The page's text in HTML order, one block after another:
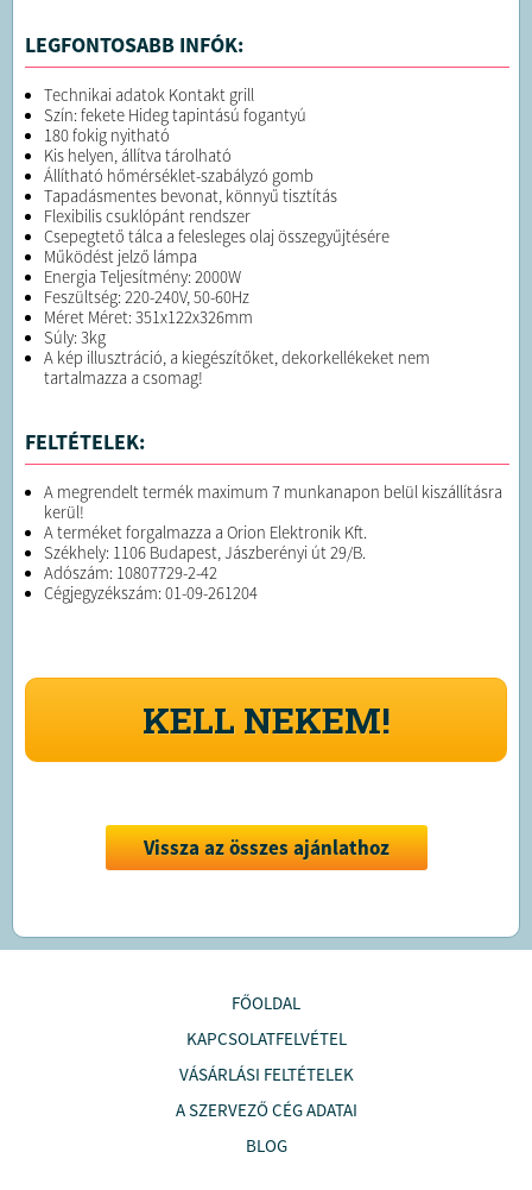
LEGFONTOSABB INFÓK:
Technikai adatok Kontakt grill
Szín: fekete Hideg tapintású fogantyú
180 fokig nyitható
Kis helyen, állítva tárolható
Állítható hőmérséklet-szabályzó gomb
Tapadásmentes bevonat, könnyű tisztítás
Flexibilis csuklópánt rendszer
Csepegtető tálca a felesleges olaj összegyűjtésére
Működést jelző lámpa
Energia Teljesítmény: 2000W
Feszültség: 220-240V, 50-60Hz
Méret Méret: 351x122x326mm
Súly: 3kg
A kép illusztráció, a kiegészítőket, dekorkellékeket nem
tartalmazza a csomag!
FELTÉTELEK:
A megrendelt termék maximum 7 munkanapon belül kiszállításra
kerül!
A terméket forgalmazza a Orion Elektronik Kft.
Székhely: 1106 Budapest, Jászberényi út 29/B.
Adószám: 10807729-2-42
Cégjegyzékszám: 01-09-261204
KELL NEKEM!
Vissza az összes ajánlathoz
FŐOLDAL
KAPCSOLATFELVÉTEL
VÁSÁRLÁSI FELTÉTELEK
A SZERVEZŐ CÉG ADATAI
BLOG